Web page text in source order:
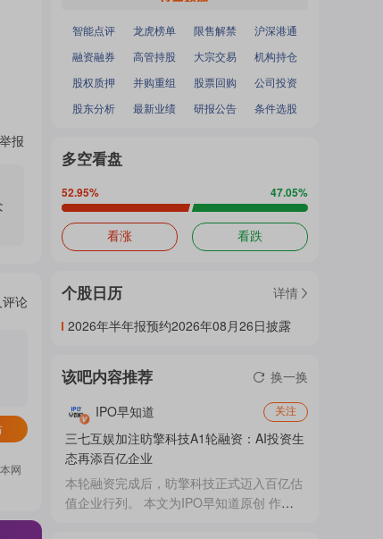
题
热
概
举报
评论
网
智能点评 龙虎榜单 限售解禁
沪深港通
融资融券
高管持股 大宗交易
机构持仓
股权质押
并购重组 股票回购
公司投资
股东分析
最新业绩 研报公告 条件选股
多空看盘
52.95% 47.05%
看涨 看跌
个股日历
详情
2026年半年报预约2026年08月26日披露
该吧内容推荐 换一换
IPO早知道 关注
三七互娱加注昉擎科技A1轮融资：AI投资生
态再添百亿企业
本轮融资完成后，昉擎科技正式迈入百亿估
值企业行列。 本文为IPO早知道原创 作者